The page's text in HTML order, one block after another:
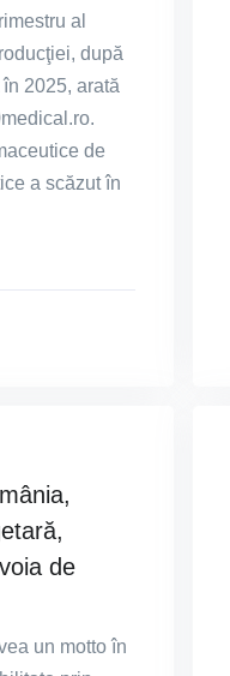
al
după
2025, arată
de
a scăzut în
de
un motto în